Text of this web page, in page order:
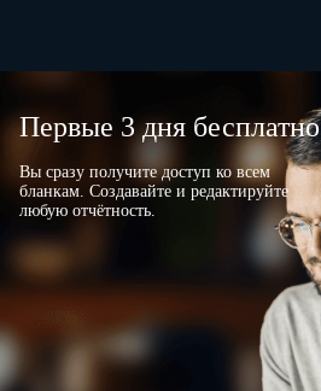
Первые 3 дня бесплатно
Вы сразу получите доступ ко всем
бланкам. Создавайте и редактируйте
любую отчётность.